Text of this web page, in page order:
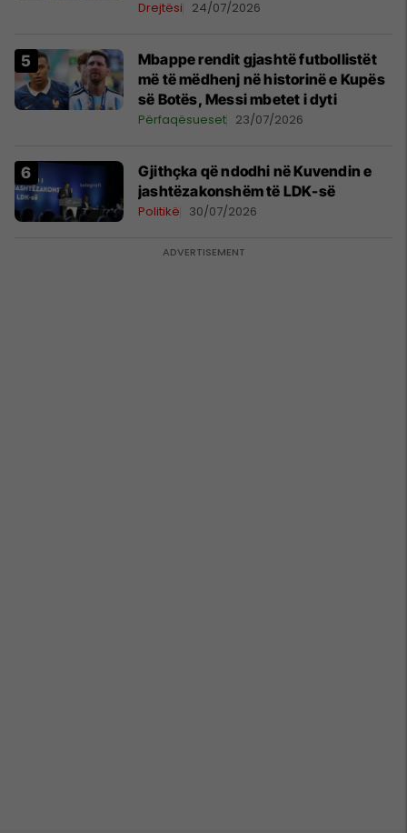
Drejtësi 24/07/2026
Mbappe rendit gjashtë futbollistët
më të mëdhenj në historinë e Kupës
së Botës, Messi mbetet i dyti
Përfaqësueset 23/07/2026
Gjithçka që ndodhi në Kuvendin e
jashtëzakonshëm të LDK-së
Politikë 30/07/2026